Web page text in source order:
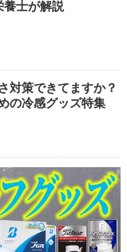
養士が解説
対策できてますか？
の冷感グッズ特集